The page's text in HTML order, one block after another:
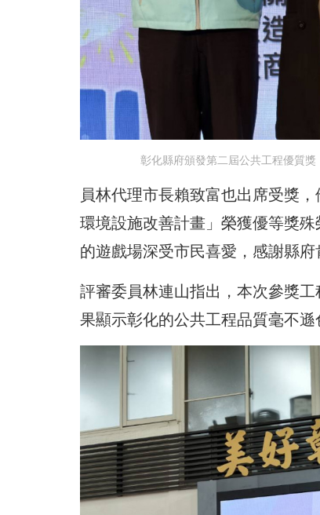
彰化縣府頒發第二屆公共工程優質
員林代理市長賴致富也出席受獎
環境設施改善計畫」榮獲優等獎
的遊戲場深受市民喜愛，感謝縣
評審委員林連山指出，本次參獎
果顯示彰化的公共工程品質毫不